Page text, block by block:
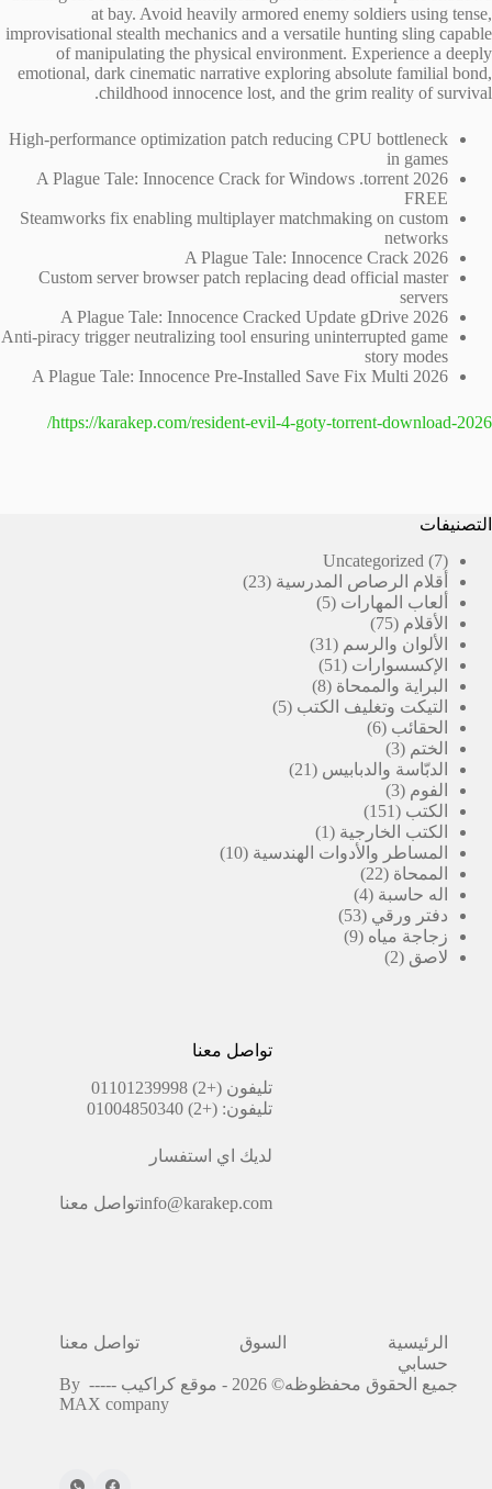
at bay. Avoid heavily armored enemy soldiers using tense,
improvisational stealth mechanics and a versatile hunting sling capable
of manipulating the physical environment. Experience a deeply
emotional, dark cinematic narrative exploring absolute familial bond,
childhood innocence lost, and the grim reality of survival.
High-performance optimization patch reducing CPU bottleneck
in games
A Plague Tale: Innocence Crack for Windows .torrent 2026
FREE
Steamworks fix enabling multiplayer matchmaking on custom
networks
A Plague Tale: Innocence Crack 2026
Custom server browser patch replacing dead official master
servers
A Plague Tale: Innocence Cracked Update gDrive 2026
Anti-piracy trigger neutralizing tool ensuring uninterrupted game
story modes
A Plague Tale: Innocence Pre-Installed Save Fix Multi 2026
https://karakep.com/resident-evil-4-goty-torrent-download-2026/
التصنيفات
Uncategorized
7
7
منتجات
أقلام الرصاص المدرسية 23
23
ألعاب المهارات 5
5
الأقلام 75
75
منتج
الألوان والرسم 31
31
الإكسسوارات 51
51
منتج
البراية والممحاة 8
8
منتجاتالتيكت وتغليف الكتب 5
5
الحقائب 6
6
الختم 3
3
منتجات
الدبّاسة والدبابيس 21
21
الفوم 3
3
منتجات
الكتب 151
151
منتج
الكتب الخارجية 1
منتج
المساطر والأدوات الهندسية 10
10
الممحاة 22
22
منتج
اله حاسبة 4
4
منتجات
دفتر ورقي 53
53
منتج
زجاجة مياه 9
9
لاصق 2
2
تواصل معنا
تليفون(+2) 01101239998
تليفون: (+2) 01004850340
لديك اي استفسار
info@karakep.comتواصل معنا
الرئيسية السوق
تواصل معنا
حسابي
جميع الحقوق محفظوظه© 2026 - موقع كراكيب -----
By
MAX company